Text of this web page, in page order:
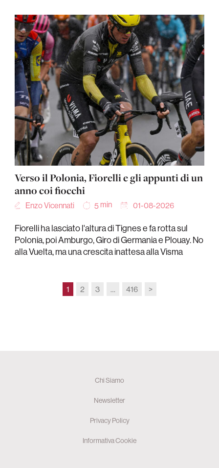
Verso il Polonia, Fiorelli e gli appunti di un
anno coi fiocchi
Enzo Vicennati 5 min 01-08-2026
Fiorelli ha lasciato l'altura di Tignes e fa rotta sul
Polonia, poi Amburgo, Giro di Germania e Plouay. No
alla Vuelta, ma una crescita inattesa alla Visma
1 2 3 … 416 >
Chi Siamo
Newsletter
Privacy Policy
Informativa Cookie